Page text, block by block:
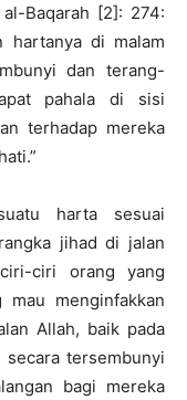
Baqarah [2]: 274:
hartanya di malam
dan terang-
pahala di sisi
terhadap mereka
harta sesuai
jihad di jalan
ciri orang yang
mau menginfakkan
Allah, baik pada
tersembunyi
bagi mereka